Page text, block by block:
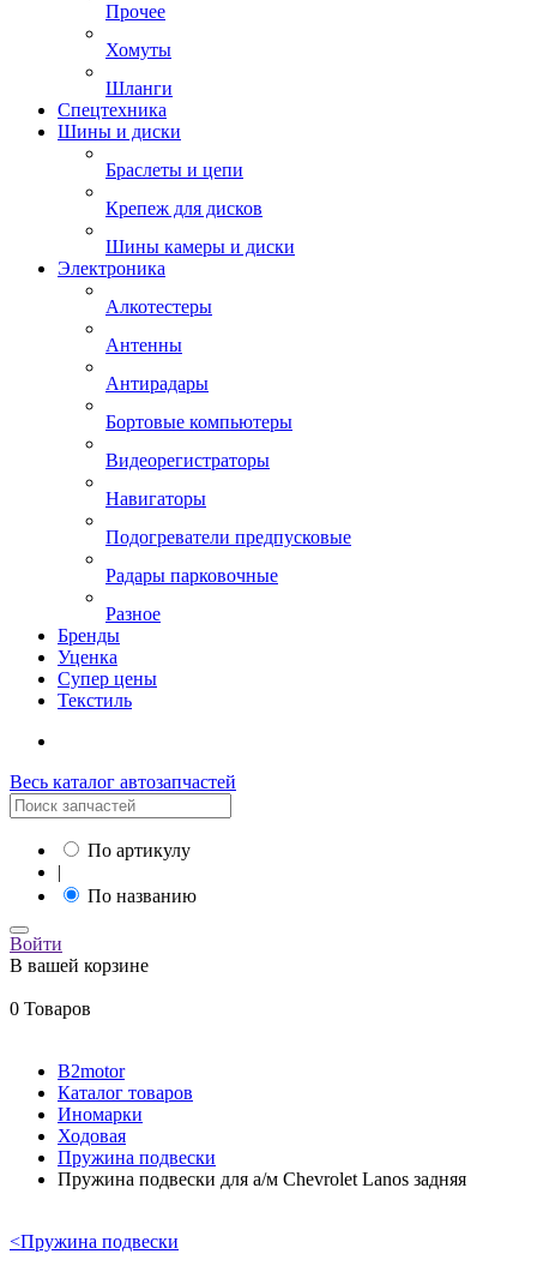
Прочее
Хомуты
Шланги
Спецтехника
Шины и диски
Браслеты и цепи
Крепеж для дисков
Шины камеры и диски
Электроника
Алкотестеры
Антенны
Антирадары
Бортовые компьютеры
Видеорегистраторы
Навигаторы
Подогреватели предпусковые
Радары парковочные
Разное
Бренды
Уценка
Супер цены
Текстиль
Весь каталог автозапчастей
По артикулу
|
По названию
Войти
В вашей корзине
0 Товаров
B2motor
Каталог товаров
Иномарки
Ходовая
Пружина подвески
Пружина подвески для а/м Chevrolet Lanos задняя
<Пружина подвески